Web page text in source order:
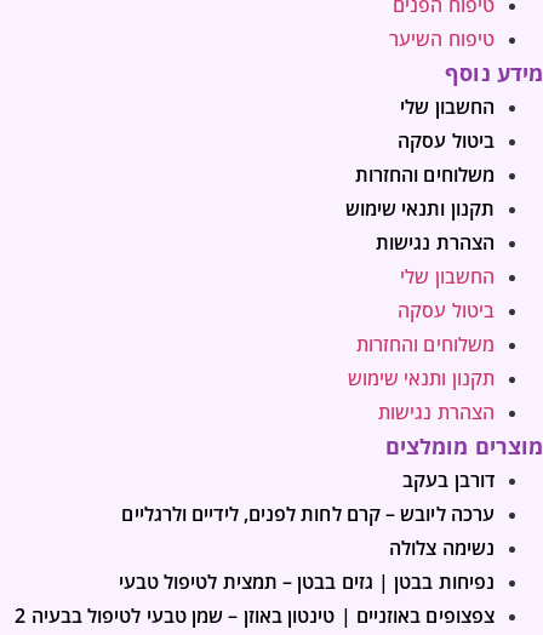
טיפוח השיער
מידע נוסף
החשבון שלי
ביטול עסקה
משלוחים והחזרות
תקנון ותנאי שימוש
הצהרת נגישות
החשבון שלי
ביטול עסקה
משלוחים והחזרות
תקנון ותנאי שימוש
הצהרת נגישות
מוצרים מומלצים
דורבן בעקב
ערכה ליובש – קרם לחות לפנים, לידיים ולרגליים
נשימה צלולה
נפיחות בבטן | גזים בבטן – תמצית לטיפול טבעי
צפצופים באוזניים | טינטון באוזן – שמן טבעי לטיפול בבעיה 2